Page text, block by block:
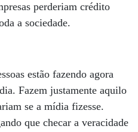
perderiam crédito
a sociedade.
estão fazendo agora
Fazem justamente aquilo
se a mídia fizesse.
que checar a veracidade